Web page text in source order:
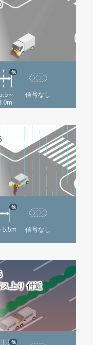
～
他
信号なし
5.5m
他
信号なし
上り 付近
他